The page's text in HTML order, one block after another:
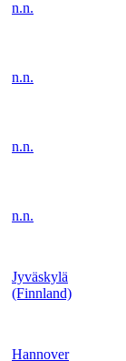
n.n.
n.n.
n.n.
n.n.
Jyväskylä
(Finnland)
Hannover